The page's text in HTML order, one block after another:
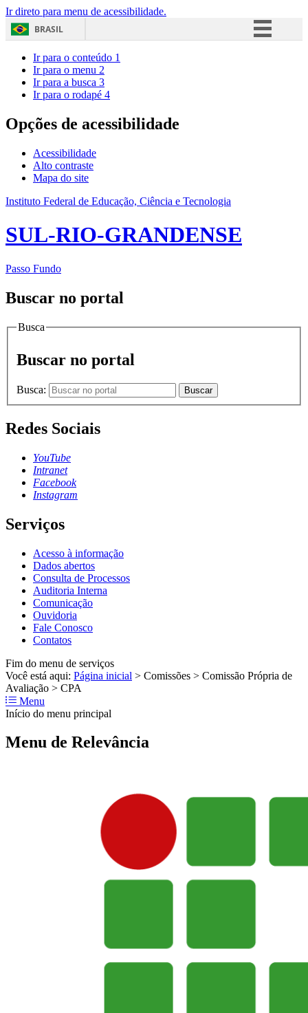
Ir direto para menu de acessibilidade.
BRASIL
Acesso à informação
Ir para o conteúdo 1
Ir para o menu 2
Ir para a busca 3
Ir para o rodapé 4
Opções de acessibilidade
Acessibilidade
Alto contraste
Mapa do site
Instituto Federal de Educação, Ciência e Tecnologia
SUL-RIO-GRANDENSE
Passo Fundo
Buscar no portal
Busca
Buscar no portal
Busca: Buscar
Redes Sociais
YouTube
Intranet
Facebook
Instagram
Serviços
Acesso à informação
Dados abertos
Consulta de Processos
Auditoria Interna
Comunicação
Ouvidoria
Fale Conosco
Contatos
Fim do menu de serviços
Você está aqui: Página inicial > Comissões > Comissão Própria de
Avaliação > CPA
Menu
Início do menu principal
Menu de Relevância